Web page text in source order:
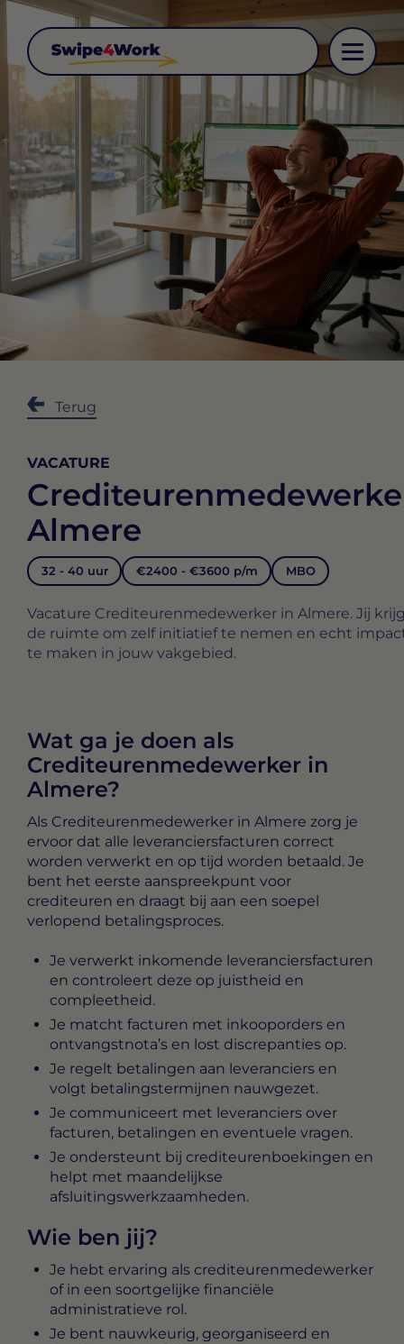
Terug
VACATURE
Almere
32 - 40 uur €2400 - €3600 p/m MBO
Vacature Crediteurenmedewerker in Almere. Jij
de ruimte om zelf initiatief te nemen en echt
te maken in jouw vakgebied.
Wat ga je doen als
Crediteurenmedewerker in
Almere?
Als Crediteurenmedewerker in Almere zorg je
ervoor dat alle leveranciersfacturen correct
worden verwerkt en op tijd worden betaald. Je
bent het eerste aanspreekpunt voor
crediteuren en draagt bij aan een soepel
verlopend betalingsproces.
Je verwerkt inkomende leveranciersfacturen
en controleert deze op juistheid en
compleetheid.
Je matcht facturen met inkooporders en
ontvangstnota’s en lost discrepanties op.
Je regelt betalingen aan leveranciers en
volgt betalingstermijnen nauwgezet.
Je communiceert met leveranciers over
facturen, betalingen en eventuele vragen.
Je ondersteunt bij crediteurenboekingen en
helpt met maandelijkse
afsluitingswerkzaamheden.
Wie ben jij?
Je hebt ervaring als crediteurenmedewerker
of in een soortgelijke financiële
administratieve rol.
Je bent nauwkeurig, georganiseerd en